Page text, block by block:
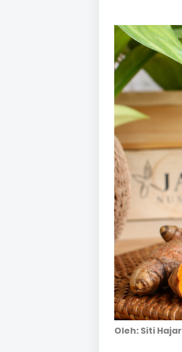
Oleh: Siti Hajar